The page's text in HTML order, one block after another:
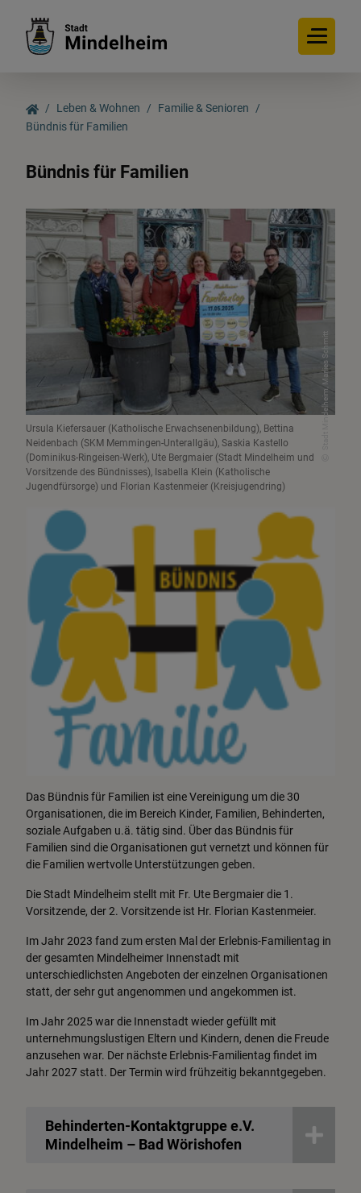
Leben & Wohnen
Bildung
Familie & Senioren
Soziales Engagement
Planen & Bauen
Leben & Wohnen
Familie & Senioren
Bündnis für Familien
Bündnis für Familien
Stadt Mindelheim, Marlies Schmitt
Ursula Kiefersauer (Katholische Erwachsenenbildung), Bettina
Neidenbach (SKM Memmingen-Unterallgäu), Saskia Kastello
(Dominikus-Ringeisen-Werk), Ute Bergmaier (Stadt Mindelheim und
Vorsitzende des Bündnisses), Isabella Klein (Katholische
Jugendfürsorge) und Florian Kastenmeier (Kreisjugendring)
Das Bündnis für Familien ist eine Vereinigung um die 30
Organisationen, die im Bereich Kinder, Familien, Behinderten,
soziale Aufgaben u.ä. tätig sind. Über das Bündnis für
Familien sind die Organisationen gut vernetzt und können für
die Familien wertvolle Unterstützungen geben.
Die Stadt Mindelheim stellt mit Fr. Ute Bergmaier die 1.
Vorsitzende, der 2. Vorsitzende ist Hr. Florian Kastenmeier.
Im Jahr 2023 fand zum ersten Mal der Erlebnis-Familientag in
der gesamten Mindelheimer Innenstadt mit
unterschiedlichsten Angeboten der einzelnen Organisationen
statt, der sehr gut angenommen und angekommen ist.
Im Jahr 2025 war die Innenstadt wieder gefüllt mit
unternehmungslustigen Eltern und Kindern, denen die Freude
anzusehen war. Der nächste Erlebnis-Familientag findet im
Jahr 2027 statt. Der Termin wird frühzeitig bekanntgegeben.
Behinderten-Kontaktgruppe e.V.
Mindelheim – Bad Wörishofen